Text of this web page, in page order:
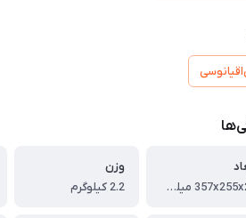
357x255x23 میلی‌متر
وزن
2.2 کیلوگرم